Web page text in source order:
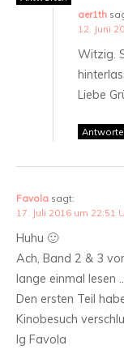
aer1th
12. Juni
Witzig.
Liebe
Favola sagt:
17. Juli 2016 um 22:51
Huhu 🙂
Ach, Band 2 & 3
lange einmal lesen
Den ersten Teil
Kinobesuch
lg Favola